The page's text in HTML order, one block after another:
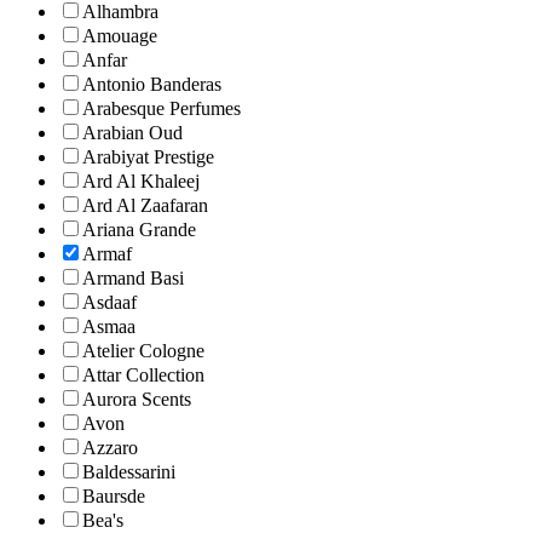
Alhambra
Amouage
Anfar
Antonio Banderas
Arabesque Perfumes
Arabian Oud
Arabiyat Prestige
Ard Al Khaleej
Ard Al Zaafaran
Ariana Grande
Armaf
Armand Basi
Asdaaf
Asmaa
Atelier Cologne
Attar Collection
Aurora Scents
Avon
Azzaro
Baldessarini
Baursde
Bea's